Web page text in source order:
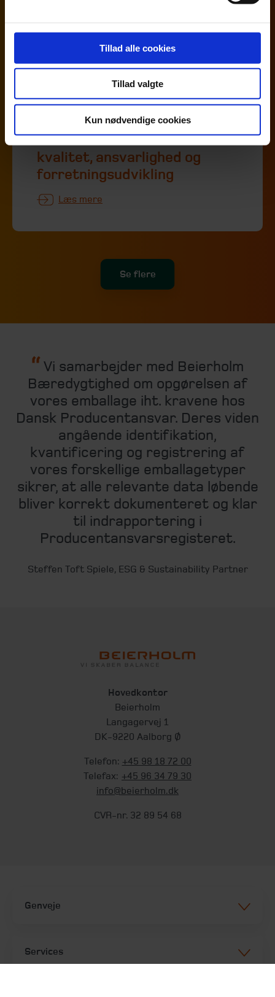
Tillad alle cookies
Tillad valgte
Kun nødvendige cookies
ESG som drivkraft for
kvalitet, ansvarlighed og
forretningsudvikling
Læs mere
Se flere
Vi samarbejder med Beierholm
Bæredygtighed om opgørelsen af
vores emballage iht. kravene hos
Dansk Producentansvar. Deres viden
angående identifikation,
kvantificering og registrering af
vores forskellige emballagetyper
sikrer, at alle relevante data løbende
bliver korrekt dokumenteret og klar
til indrapportering i
Producentansvarsregisteret.
Steffen Toft Spiele, ESG & Sustainability Partner
Hovedkontor
Beierholm
Langagervej 1
DK-9220 Aalborg Ø
Telefon: +45 98 18 72 00
Telefax: +45 96 34 79 30
info@beierholm.dk
CVR-nr. 32 89 54 68
Genveje
Services